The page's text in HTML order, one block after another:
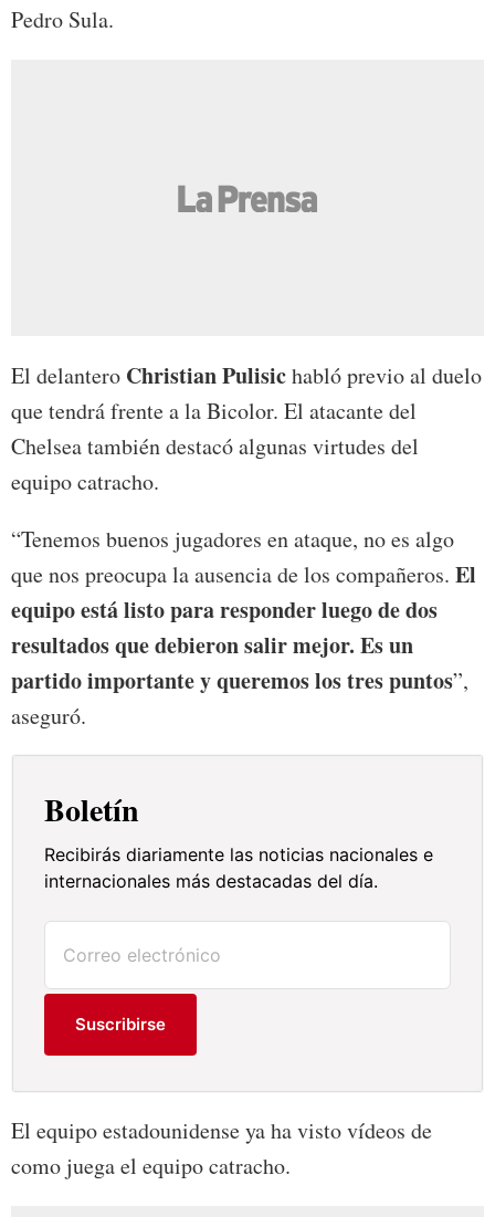
Pedro Sula.
El delantero Christian Pulisichabló previo al duelo
que tendrá frente a la Bicolor. El atacante del
Chelsea también destacó algunas virtudes del
equipo catracho.
“Tenemos buenos jugadores en ataque, no es algo
que nos preocupa la ausencia de los compañeros. El
equipo está listo para responder luego de dos
resultados que debieron salir mejor. Es un
partido importante y queremos los tres puntos”,
aseguró.
Boletín
Recibirás diariamente las noticias nacionales e
internacionales más destacadas del día.
Suscribirse
El equipo estadounidense ya ha visto vídeos de
como juega el equipo catracho.